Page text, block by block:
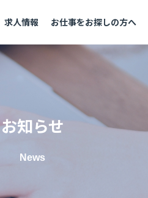
求人情報 お仕事をお探しの方へ
お知らせ
News